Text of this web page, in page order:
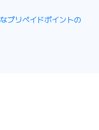
プリペイドポイントの